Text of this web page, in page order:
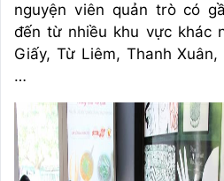
nguyện viên quản trò có
đến từ nhiều khu vực khác
Giấy, Từ Liêm, Thanh
…